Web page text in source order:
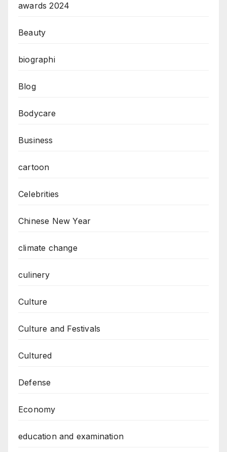
awards 2024
Beauty
biographi
Blog
Bodycare
Business
cartoon
Celebrities
Chinese New Year
climate change
culinery
Culture
Culture and Festivals
Cultured
Defense
Economy
education and examination